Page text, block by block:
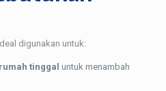
digunakan untuk:
tinggal untuk menambah